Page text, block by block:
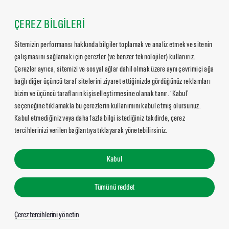
ÇEREZ BİLGİLERİ
Sitemizin performansı hakkında bilgiler toplamak ve analiz etmek ve sitenin
çalışmasını sağlamak için çerezler (ve benzer teknolojiler) kullanırız.
Çerezler ayrıca, sitemizi ve sosyal ağlar dahil olmak üzere aynı çevrimiçi ağa
bağlı diğer üçüncü taraf sitelerini ziyaret ettiğinizde gördüğünüz reklamları
bizim ve üçüncü tarafların kişiselleştirmesine olanak tanır. ‘Kabul’
seçeneğine tıklamakla bu çerezlerin kullanımını kabul etmiş olursunuz.
Kabul etmediğiniz veya daha fazla bilgi istediğiniz takdirde, çerez
tercihlerinizi verilen bağlantıya tıklayarak yönetebilirsiniz.
Kabul
Tümünü reddet
Çerez tercihlerini yönetin